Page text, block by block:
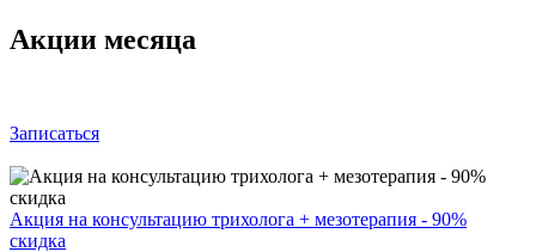
Акции месяца
Записаться
Акция на консультацию трихолога + мезотерапия - 90%
скидка